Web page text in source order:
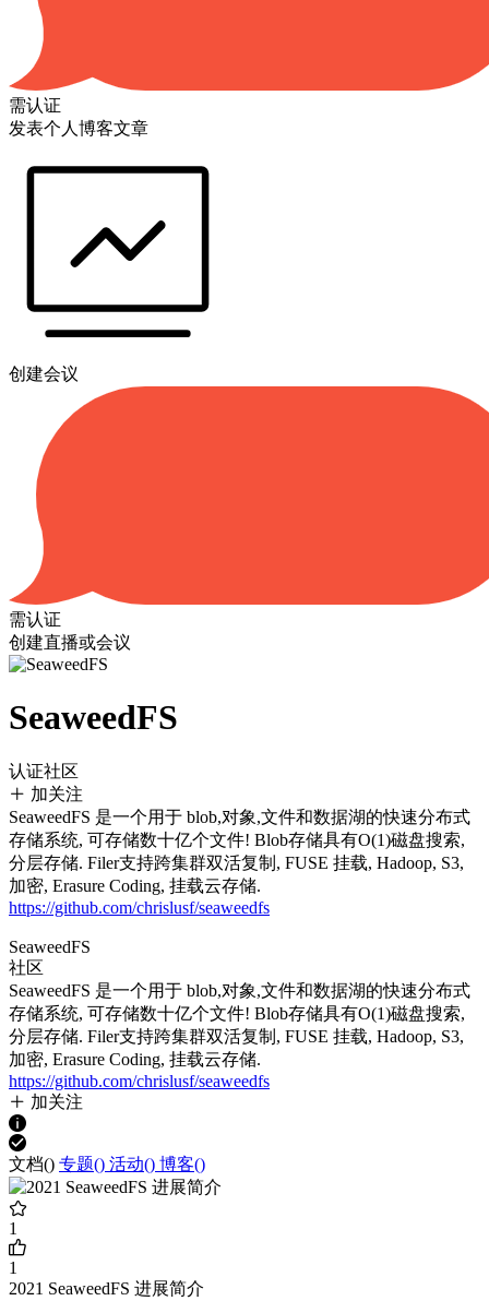
需认证
发表个人博客文章
创建会议
需认证
创建直播或会议
SeaweedFS
认证社区
加关注
SeaweedFS 是一个用于 blob,对象,文件和数据湖的快速分布式
存储系统, 可存储数十亿个文件! Blob存储具有O(1)磁盘搜索,
分层存储. Filer支持跨集群双活复制, FUSE 挂载, Hadoop, S3,
加密, Erasure Coding, 挂载云存储.
https://github.com/chrislusf/seaweedfs
SeaweedFS
社区
SeaweedFS 是一个用于 blob,对象,文件和数据湖的快速分布式
存储系统, 可存储数十亿个文件! Blob存储具有O(1)磁盘搜索,
分层存储. Filer支持跨集群双活复制, FUSE 挂载, Hadoop, S3,
加密, Erasure Coding, 挂载云存储.
https://github.com/chrislusf/seaweedfs
加关注
文档() 专题() 活动() 博客()
1
1
2021 SeaweedFS 进展简介